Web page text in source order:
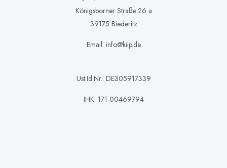
Königsborner Straße 26 a
39175 Biederitz
Email: info@kiip.de
Ust.Id.Nr.: DE305917339
IHK: 171 00469794